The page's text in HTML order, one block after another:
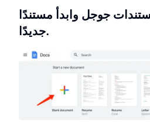
مستندات جوجل وابدأ مستندًا
جديدًا.